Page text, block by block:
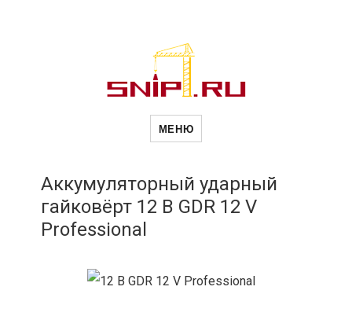
Новости
другие связанные со стройкой
рубрики
МЕНЮ
Аккумуляторный ударный
гайковёрт 12 В GDR 12 V
Professional